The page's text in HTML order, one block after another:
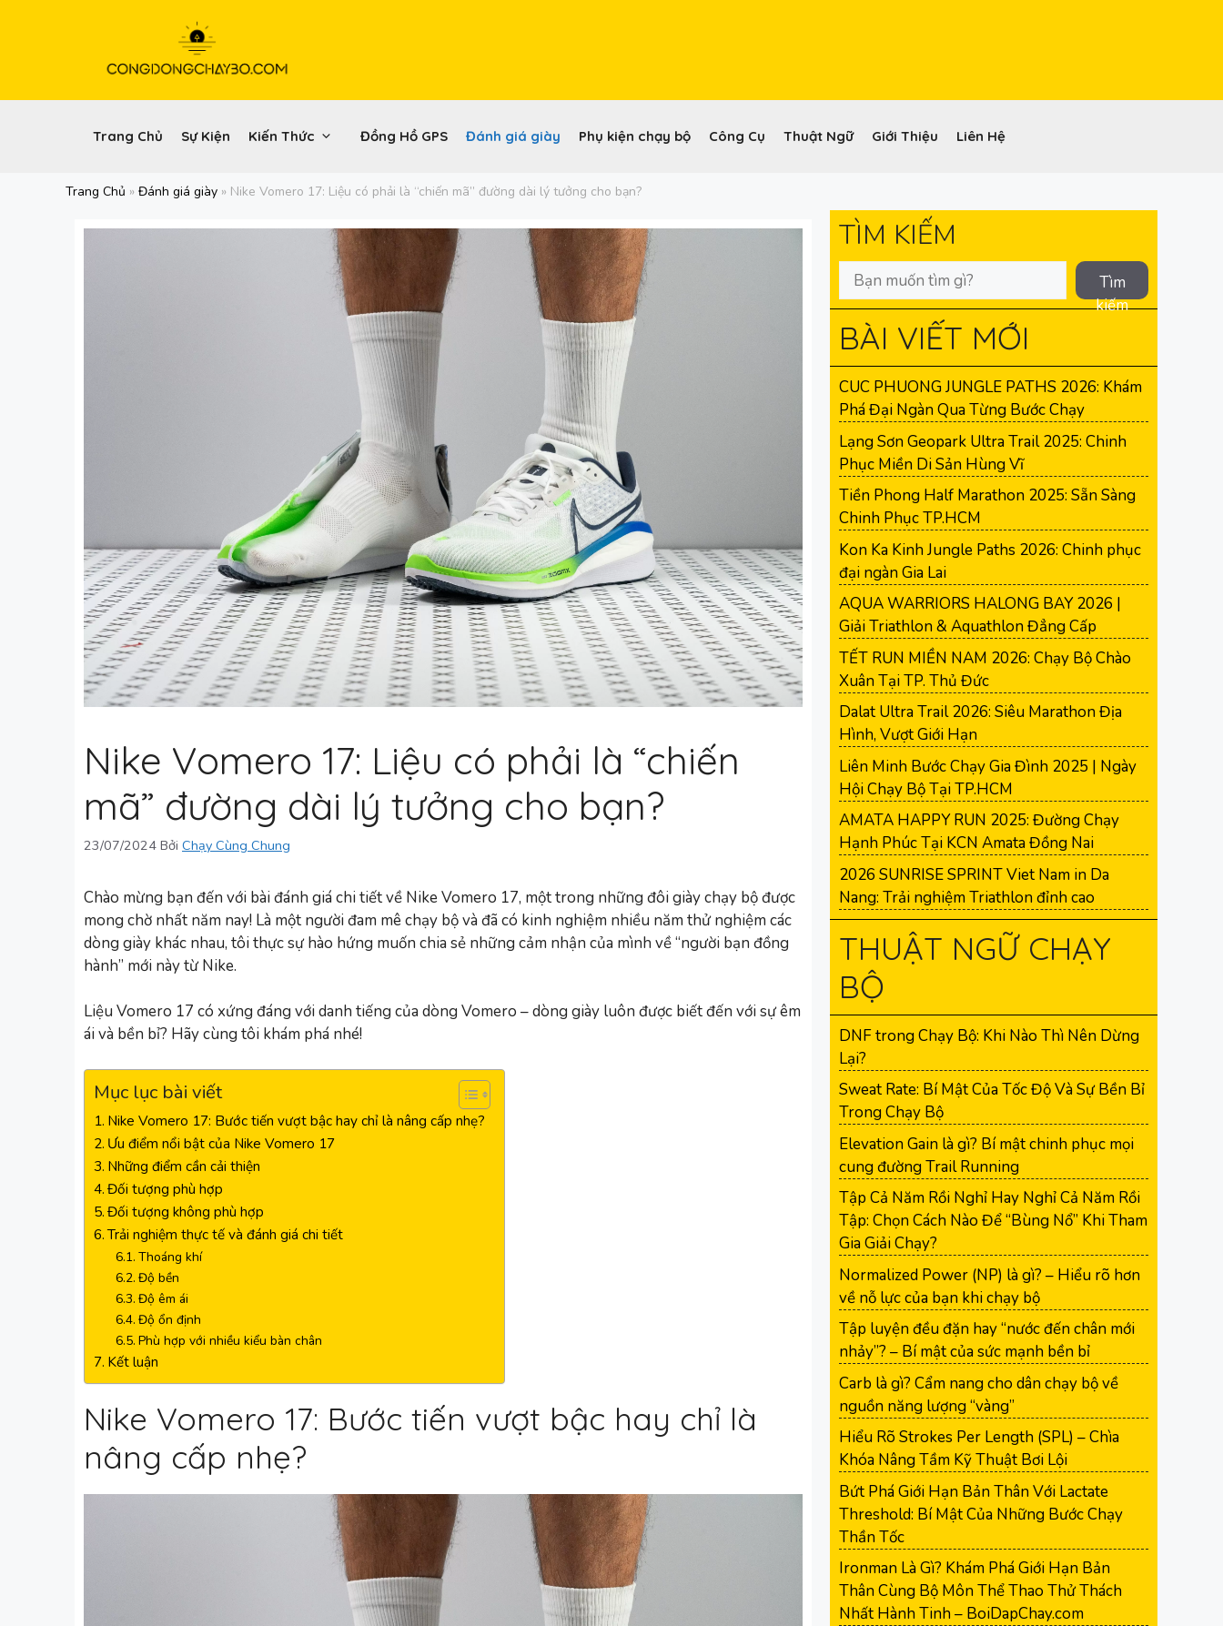
Trang Chủ Sự Kiện Kiến Thức Đồng Hồ GPS Đánh giá giày Phụ kiện chạy bộ Công Cụ Thuật Ngữ Giới Thiệu Liên Hệ
Trang Chủ » Đánh giá giày » Nike Vomero 17: Liệu có phải là “chiến mã” đường dài lý tưởng cho bạn?
Nike Vomero 17: Liệu có phải là “chiến
mã” đường dài lý tưởng cho bạn?
23/07/2024 Bởi Chạy Cùng Chung
Chào mừng bạn đến với bài đánh giá chi tiết về Nike Vomero 17, một trong những đôi giày chạy bộ được
mong chờ nhất năm nay! Là một người đam mê chạy bộ và đã có kinh nghiệm nhiều năm thử nghiệm các
dòng giày khác nhau, tôi thực sự hào hứng muốn chia sẻ những cảm nhận của mình về “người bạn đồng
hành” mới này từ Nike.
Liệu Vomero 17 có xứng đáng với danh tiếng của dòng Vomero – dòng giày luôn được biết đến với sự êm
ái và bền bỉ? Hãy cùng tôi khám phá nhé!
Mục lục bài viết
Nike Vomero 17: Bước tiến vượt bậc hay chỉ là nâng cấp nhẹ?
Ưu điểm nổi bật của Nike Vomero 17
Những điểm cần cải thiện
Đối tượng phù hợp
Đối tượng không phù hợp
Trải nghiệm thực tế và đánh giá chi tiết
Thoáng khí
Độ bền
Độ êm ái
Độ ổn định
Phù hợp với nhiều kiểu bàn chân
Kết luận
Nike Vomero 17: Bước tiến vượt bậc hay chỉ là
nâng cấp nhẹ?
TÌM KIẾM
Tìm
kiếm
BÀI VIẾT MỚI
CUC PHUONG JUNGLE PATHS 2026: Khám
Phá Đại Ngàn Qua Từng Bước Chạy
Lạng Sơn Geopark Ultra Trail 2025: Chinh
Phục Miền Di Sản Hùng Vĩ
Tiền Phong Half Marathon 2025: Sẵn Sàng
Chinh Phục TP.HCM
Kon Ka Kinh Jungle Paths 2026: Chinh phục
đại ngàn Gia Lai
AQUA WARRIORS HALONG BAY 2026 |
Giải Triathlon & Aquathlon Đẳng Cấp
TẾT RUN MIỀN NAM 2026: Chạy Bộ Chào
Xuân Tại TP. Thủ Đức
Dalat Ultra Trail 2026: Siêu Marathon Địa
Hình, Vượt Giới Hạn
Liên Minh Bước Chạy Gia Đình 2025 | Ngày
Hội Chạy Bộ Tại TP.HCM
AMATA HAPPY RUN 2025: Đường Chạy
Hạnh Phúc Tại KCN Amata Đồng Nai
2026 SUNRISE SPRINT Viet Nam in Da
Nang: Trải nghiệm Triathlon đỉnh cao
THUẬT NGỮ CHẠY
BỘ
DNF trong Chạy Bộ: Khi Nào Thì Nên Dừng
Lại?
Sweat Rate: Bí Mật Của Tốc Độ Và Sự Bền Bỉ
Trong Chạy Bộ
Elevation Gain là gì? Bí mật chinh phục mọi
cung đường Trail Running
Tập Cả Năm Rồi Nghỉ Hay Nghỉ Cả Năm Rồi
Tập: Chọn Cách Nào Để “Bùng Nổ” Khi Tham
Gia Giải Chạy?
Normalized Power (NP) là gì? – Hiểu rõ hơn
về nỗ lực của bạn khi chạy bộ
Tập luyện đều đặn hay “nước đến chân mới
nhảy”? – Bí mật của sức mạnh bền bỉ
Carb là gì? Cẩm nang cho dân chạy bộ về
nguồn năng lượng “vàng”
Hiểu Rõ Strokes Per Length (SPL) – Chìa
Khóa Nâng Tầm Kỹ Thuật Bơi Lội
Bứt Phá Giới Hạn Bản Thân Với Lactate
Threshold: Bí Mật Của Những Bước Chạy
Thần Tốc
Ironman Là Gì? Khám Phá Giới Hạn Bản
Thân Cùng Bộ Môn Thể Thao Thử Thách
Nhất Hành Tinh – BoiDapChay.com